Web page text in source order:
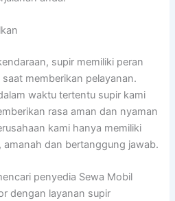
supir memiliki peran
memberikan pelayanan.
waktu tertentu supir kami
rasa aman dan nyaman
kami hanya memiliki
amanah dan bertanggung jawab.
penyedia Sewa Mobil
dengan layanan supir